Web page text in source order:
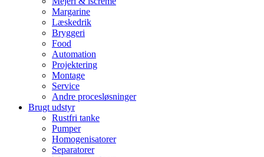
Margarine
Læskedrik
Bryggeri
Food
Automation
Projektering
Montage
Service
Andre procesløsninger
Brugt udstyr
Rustfri tanke
Pumper
Homogenisatorer
Separatorer